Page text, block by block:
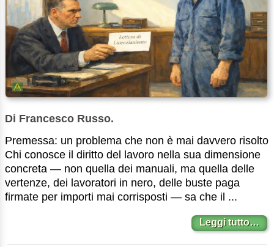
Di Francesco Russo.
Premessa: un problema che non è mai davvero risolto
Chi conosce il diritto del lavoro nella sua dimensione
concreta — non quella dei manuali, ma quella delle
vertenze, dei lavoratori in nero, delle buste paga
firmate per importi mai corrisposti — sa che il ...
Leggi tutto…